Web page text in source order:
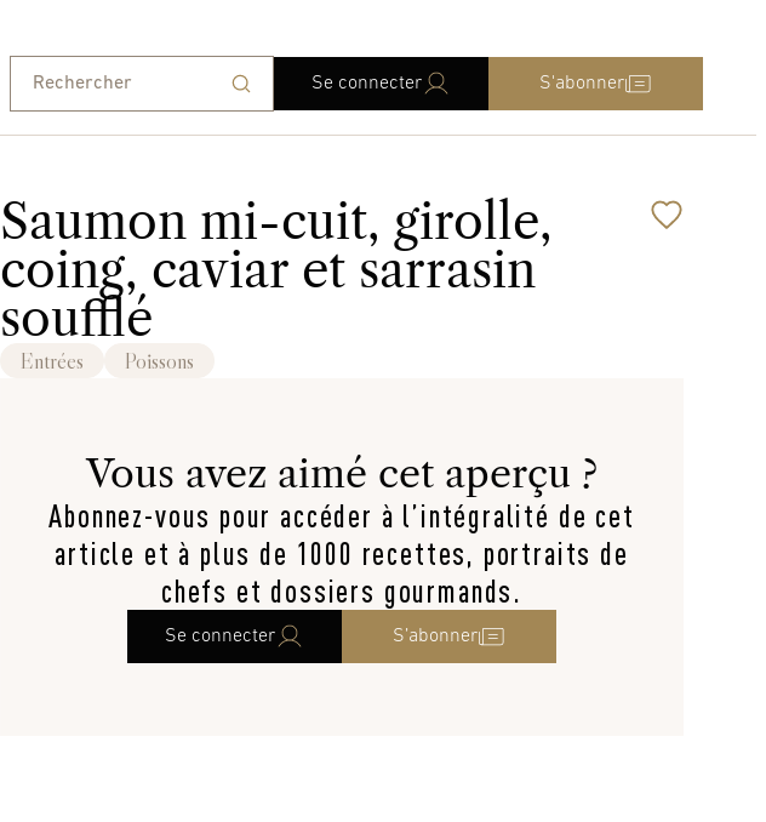
Se connecter S'abonner
Saumon mi-cuit, girolle,
coing, caviar et sarrasin
soufflé
Entrées Poissons
Vous avez aimé cet aperçu ?
Abonnez-vous pour accéder à l’intégralité de cet
article et à plus de 1000 recettes, portraits de
chefs et dossiers gourmands.
Se connecter S’abonner